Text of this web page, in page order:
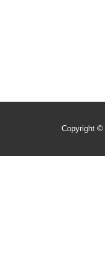
Copyright ©